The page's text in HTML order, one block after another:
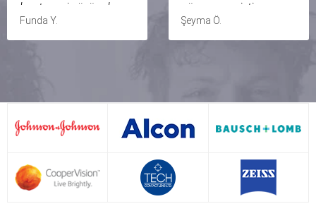
lensten mi gözümden
mi kaynaklı olduğunu
bilemediğim şekilde
lazer ameliyatı olmayı
düşünmeye kadar gitti
bu durum. Sonra lensi
@lensmarekete girince
Transitions gördüm ve
Funda Y.
güvenememiştim ama
lens market çok fazla
ilgili bir sayfa kargom 2
solüsyonun içinde lens
kutusu da vardı almama
gerek kalmadı şuan
eşyalarımı burdan almayı
Şeyma Ö.